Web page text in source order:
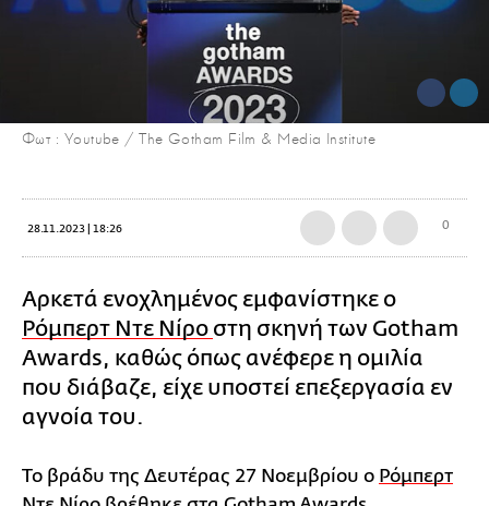
Φωτ : Youtube / The Gotham Film & Media Institute
28.11.2023 | 18:26 0
Αρκετά ενοχλημένος εμφανίστηκε ο
Ρόμπερτ Ντε Νίρο στη σκηνή των Gotham
Awards, καθώς όπως ανέφερε η ομιλία
που διάβαζε, είχε υποστεί επεξεργασία εν
αγνοία του.
Το βράδυ της Δευτέρας 27 Νοεμβρίου ο Ρόμπερτ